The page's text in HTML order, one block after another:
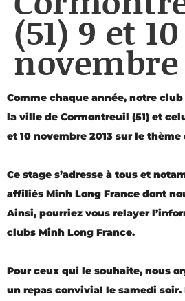
(51) 9 et 10
novembre
Comme chaque année, notre
la ville de Cormontreuil (51) et
et 10 novembre 2013 sur le
Ce stage s’adresse à tous et
affiliés Minh Long France dont
Ainsi, pourriez vous relayer
clubs Minh Long France.
Pour ceux qui le souhaite, nous
un repas convivial le samedi soir.